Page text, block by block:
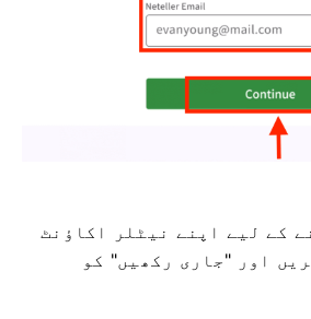
کے لیے اپنے نیٹلر اکاؤنٹ
اور "جاری رکھیں" کو